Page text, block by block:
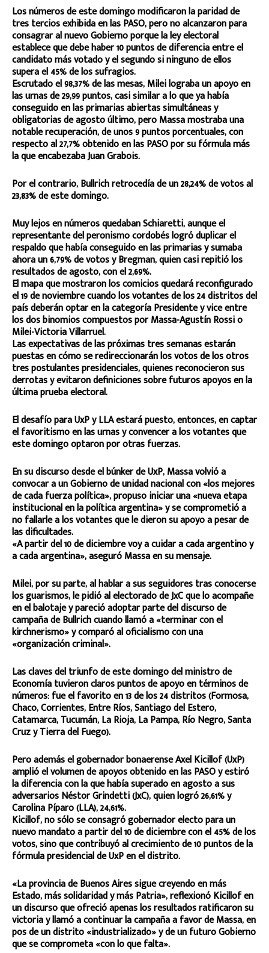
Los números de este domingo modificaron la paridad de
tres tercios exhibida en las PASO, pero no alcanzaron para
consagrar al nuevo Gobierno porque la ley electoral
establece que debe haber 10 puntos de diferencia entre el
candidato más votado y el segundo si ninguno de ellos
supera el 45% de los sufragios.
Escrutado el 98,37% de las mesas, Milei lograba un apoyo en
las urnas de 29,99 puntos, casi similar a lo que ya había
conseguido en las primarias abiertas simultáneas y
obligatorias de agosto último, pero Massa mostraba una
notable recuperación, de unos 9 puntos porcentuales, con
respecto al 27,7% obtenido en las PASO por su fórmula más
la que encabezaba Juan Grabois.
Por el contrario, Bullrich retrocedía de un 28,24% de votos al
23,83% de este domingo.
Muy lejos en números quedaban Schiaretti, aunque el
representante del peronismo cordobés logró duplicar el
respaldo que había conseguido en las primarias y sumaba
ahora un 6,79% de votos y Bregman, quien casi repitió los
resultados de agosto, con el 2,69%.
El mapa que mostraron los comicios quedará reconfigurado
el 19 de noviembre cuando los votantes de los 24 distritos del
país deberán optar en la categoría Presidente y vice entre
los dos binomios compuestos por Massa-Agustín Rossi o
Milei-Victoria Villarruel.
Las expectativas de las próximas tres semanas estarán
puestas en cómo se redireccionarán los votos de los otros
tres postulantes presidenciales, quienes reconocieron sus
derrotas y evitaron definiciones sobre futuros apoyos en la
última prueba electoral.
El desafío para UxP y LLA estará puesto, entonces, en captar
el favoritismo en las urnas y convencer a los votantes que
este domingo optaron por otras fuerzas.
En su discurso desde el búnker de UxP, Massa volvió a
convocar a un Gobierno de unidad nacional con «los mejores
de cada fuerza política», propuso iniciar una «nueva etapa
institucional en la política argentina» y se comprometió a
no fallarle a los votantes que le dieron su apoyo a pesar de
las dificultades.
«A partir del 10 de diciembre voy a cuidar a cada argentino y
a cada argentina», aseguró Massa en su mensaje.
Milei, por su parte, al hablar a sus seguidores tras conocerse
los guarismos, le pidió al electorado de JxC que lo acompañe
en el balotaje y pareció adoptar parte del discurso de
campaña de Bullrich cuando llamó a «terminar con el
kirchnerismo» y comparó al oficialismo con una
«organización criminal».
Las claves del triunfo de este domingo del ministro de
Economía tuvieron claros puntos de apoyo en términos de
números: fue el favorito en 13 de los 24 distritos (Formosa,
Chaco, Corrientes, Entre Ríos, Santiago del Estero,
Catamarca, Tucumán, La Rioja, La Pampa, Río Negro, Santa
Cruz y Tierra del Fuego).
Pero además el gobernador bonaerense Axel Kicillof (UxP)
amplió el volumen de apoyos obtenido en las PASO y estiró
la diferencia con la que había superado en agosto a sus
adversarios Néstor Grindetti (JxC), quien logró 26,61% y
Carolina Píparo (LLA), 24,61%.
Kicillof, no sólo se consagró gobernador electo para un
nuevo mandato a partir del 10 de diciembre con el 45% de los
votos, sino que contribuyó al crecimiento de 10 puntos de la
fórmula presidencial de UxP en el distrito.
«La provincia de Buenos Aires sigue creyendo en más
Estado, más solidaridad y más Patria», reflexionó Kicillof en
un discurso que ofreció apenas los resultados ratificaron su
victoria y llamó a continuar la campaña a favor de Massa, en
pos de un distrito «industrializado» y de un futuro Gobierno
que se comprometa «con lo que falta».